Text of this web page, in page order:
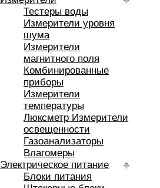
Тестеры воды
Измерители уровня
шума
Измерители
магнитного поля
Комбинированные
приборы
Измерители
температуры
Люксметр Измерители
освещенности
Газоанализаторы
Влагомеры
Электрическое питание
Блоки питания